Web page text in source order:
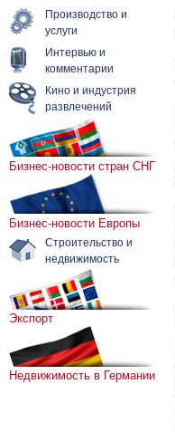
Производство и
услуги
Интервью и
комментарии
Кино и индустрия
развлечений
Бизнес-новости стран СНГ
Бизнес-новости Европы
Строительство и
недвижимость
Экспорт
Недвижимость в Германии